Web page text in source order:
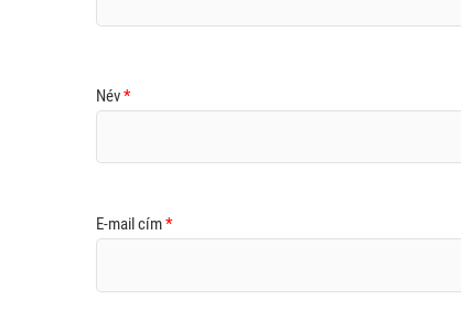
Név*
E-mail cím*